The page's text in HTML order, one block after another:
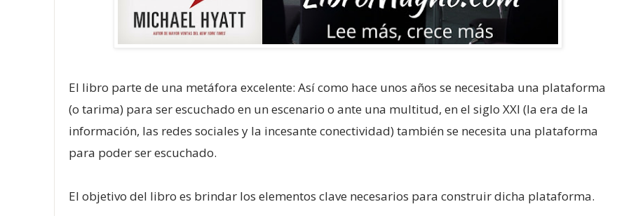
El libro parte de una metáfora excelente: Así como hace unos años se necesitaba una plataforma
(o tarima) para ser escuchado en un escenario o ante una multitud, en el siglo XXI (la era de la
información, las redes sociales y la incesante conectividad) también se necesita una plataforma
para poder ser escuchado.
El objetivo del libro es brindar los elementos clave necesarios para construir dicha plataforma.